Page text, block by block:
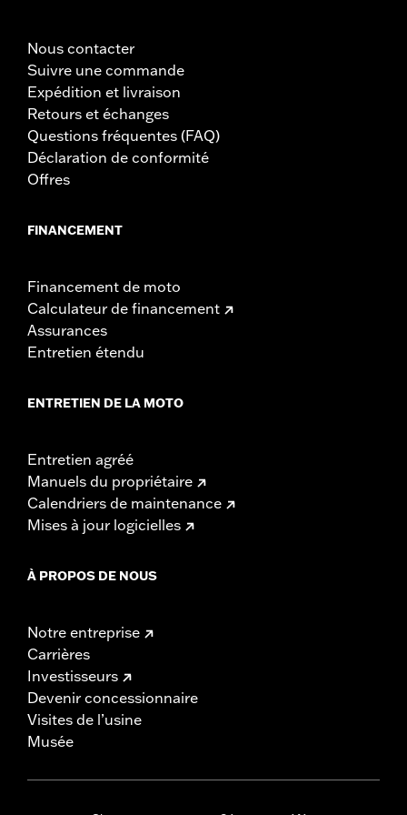
pour plus de détails
Vendu à l'unité:Chaque
Dans la boîte:Boîtiers avec haut-parleurs et amplificateur,
supports de montage Sissy Bar, faisceau de câbles et matériel
GARANTIE:1 year limited warranty – Go to
d.com/warranty for full details
Nous contacter
Suivre une commande
Expédition et livraison
Retours et échanges
Questions fréquentes (FAQ)
Déclaration de conformité
Offres
FINANCEMENT
Financement de moto
Calculateur de financement
Assurances
Entretien étendu
ENTRETIEN DE LA MOTO
Entretien agréé
Manuels du propriétaire
Calendriers de maintenance
Mises à jour logicielles
À PROPOS DE NOUS
Notre entreprise
Carrières
Investisseurs
Devenir concessionnaire
Visites de l’usine
Musée